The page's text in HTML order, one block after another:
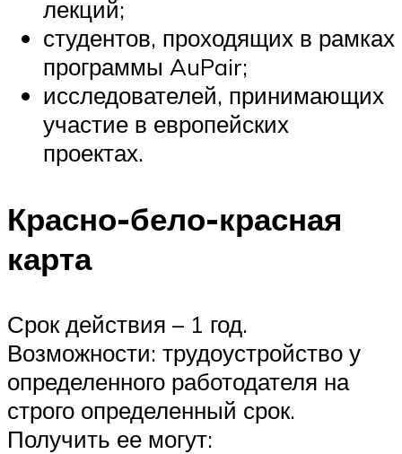
лекций;
студентов, проходящих в рамках
программы AuPair;
исследователей, принимающих
участие в европейских
проектах.
Красно-бело-красная
карта
Срок действия – 1 год.
Возможности: трудоустройство у
определенного работодателя на
строго определенный срок.
Получить ее могут: